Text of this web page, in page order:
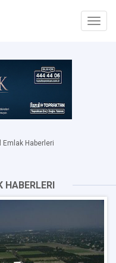
Emlak Haberleri
HABERLERI